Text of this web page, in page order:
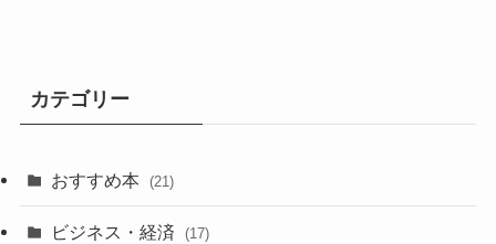
カテゴリー
おすすめ本 (21)
ビジネス・経済 (17)